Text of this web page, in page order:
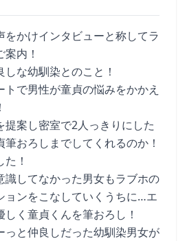
をかけインタビューと称してラ
内！
な幼馴染とのこと！
トで男性が童貞の悩みをかかえ
提案し密室で2人っきりにした
おろしまでしてくれるのか！
！
識してなかった男女もラブホの
ョンをこなしていくうちに…エ
く童貞くんを筆おろし！
っと仲良しだった幼馴染男女が